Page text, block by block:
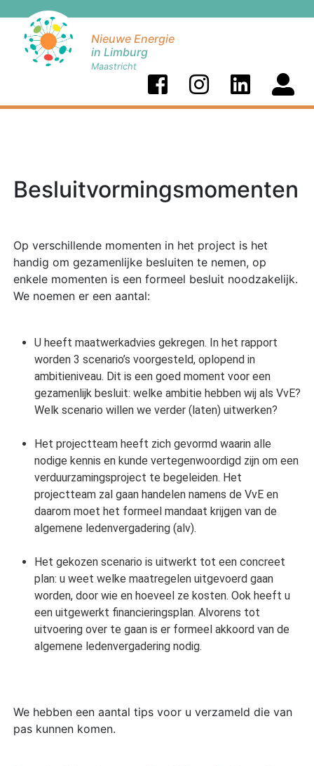
Nieuwe Energie
in Limburg
Maastricht
Besluitvormingsmomenten
Op verschillende momenten in het project is het
handig om gezamenlijke besluiten te nemen, op
enkele momenten is een formeel besluit noodzakelijk.
We noemen er een aantal:
U heeft maatwerkadvies gekregen. In het rapport
worden 3 scenario’s voorgesteld, oplopend in
ambitieniveau. Dit is een goed moment voor een
gezamenlijk besluit: welke ambitie hebben wij als VvE?
Welk scenario willen we verder (laten) uitwerken?
Het projectteam heeft zich gevormd waarin alle
nodige kennis en kunde vertegenwoordigd zijn om een
verduurzamingsproject te begeleiden. Het
projectteam zal gaan handelen namens de VvE en
daarom moet het formeel mandaat krijgen van de
algemene ledenvergadering (alv).
Het gekozen scenario is uitwerkt tot een concreet
plan: u weet welke maatregelen uitgevoerd gaan
worden, door wie en hoeveel ze kosten. Ook heeft u
een uitgewerkt financieringsplan. Alvorens tot
uitvoering over te gaan is er formeel akkoord van de
algemene ledenvergadering nodig.
We hebben een aantal tips voor u verzameld die van
pas kunnen komen.